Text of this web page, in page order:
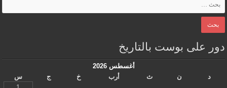
دور على بوست بالتاريخ
أغسطس 2026
د
ن ث أرب خ ج
س